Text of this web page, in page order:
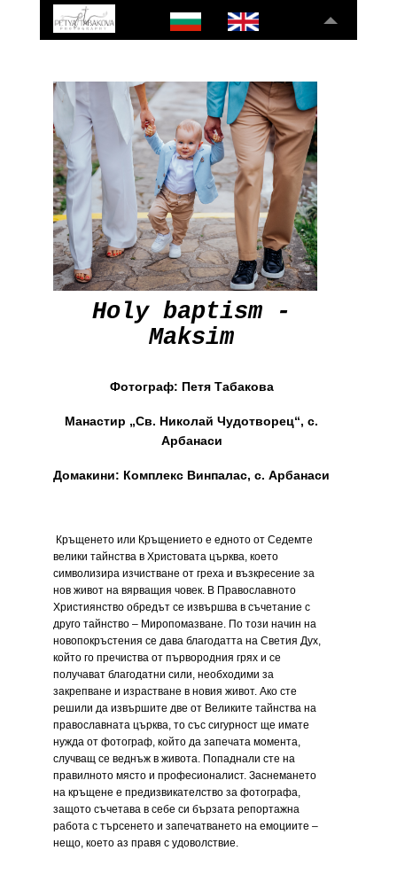
Holy baptism -
Maksim
Фотограф: Петя Табакова
Манастир „Св. Николай Чудотворец“, с.
Арбанаси
Домакини: Комплекс Винпалас, с. Арбанаси
Кръщенето или Кръщението е едното от Седемте
велики тайнства в Христовата църква, което
символизира изчистване от греха и възкресение за
нов живот на вярващия човек. В Православното
Християнство обредът се извършва в съчетание с
друго тайнство – Миропомазване. По този начин на
новопокръстения се дава благодатта на Светия Дух,
който го пречиства от първородния грях и се
получават благодатни сили, необходими за
закрепване и израстване в новия живот. Ако сте
решили да извършите две от Великите тайнства на
православната църква, то със сигурност ще имате
нужда от фотограф, който да запечата момента,
случващ се веднъж в живота. Попаднали сте на
правилното място и професионалист. Заснемането
на кръщене е предизвикателство за фотографа,
защото съчетава в себе си бързата репортажна
работа с търсенето и запечатването на емоциите –
нещо, което аз правя с удоволствие.